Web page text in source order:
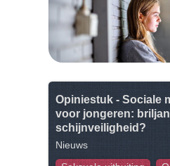
Opiniestuk - Sociale
voor jongeren:
schijnveiligheid?
Nieuws